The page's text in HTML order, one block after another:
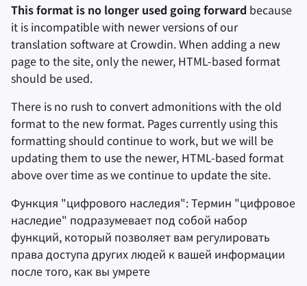
This format is no longer used going forward because
it is incompatible with newer versions of our
translation software at Crowdin. When adding a new
page to the site, only the newer, HTML-based format
should be used.
There is no rush to convert admonitions with the old
format to the new format. Pages currently using this
formatting should continue to work, but we will be
updating them to use the newer, HTML-based format
above over time as we continue to update the site.
Функция "цифрового наследия": Термин "цифровое
наследие" подразумевает под собой набор
функций, который позволяет вам регулировать
права доступа других людей к вашей информации
после того, как вы умрете